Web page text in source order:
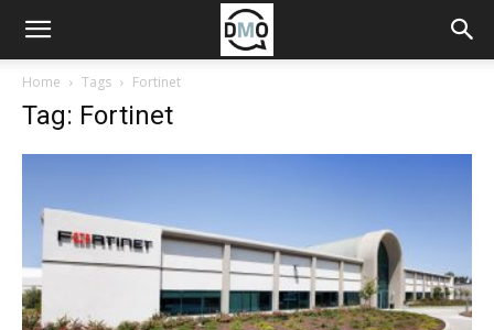
Home Tags Fortinet
Tag: Fortinet